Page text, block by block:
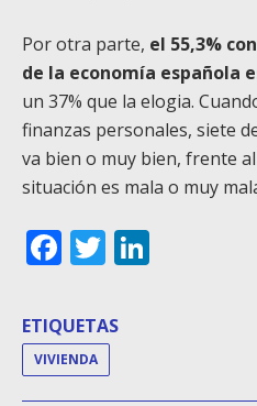
Por otra parte, el 55,3%
de la economía española
un 37% que la elogia.
finanzas personales, siete
va bien o muy bien, frente
situación es mala o muy
Facebook
Twitter
ETIQUETAS
VIVIENDA